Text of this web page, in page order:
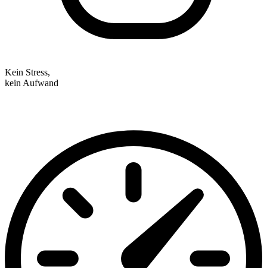
Kein Stress,
kein Aufwand